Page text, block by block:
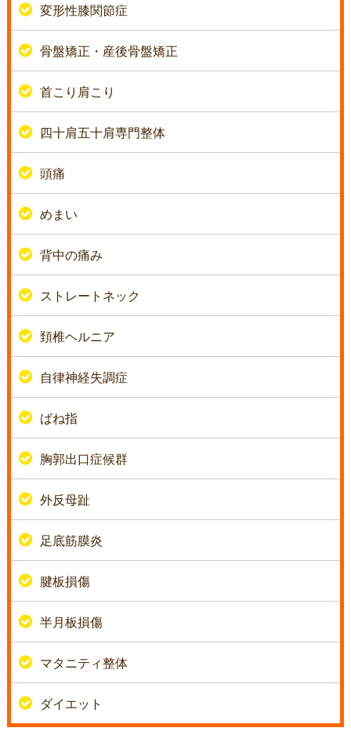
変形性膝関節症
骨盤矯正・産後骨盤矯正
首こり肩こり
四十肩五十肩専門整体
頭痛
めまい
背中の痛み
ストレートネック
頚椎ヘルニア
自律神経失調症
ばね指
胸郭出口症候群
外反母趾
足底筋膜炎
腱板損傷
半月板損傷
マタニティ整体
ダイエット